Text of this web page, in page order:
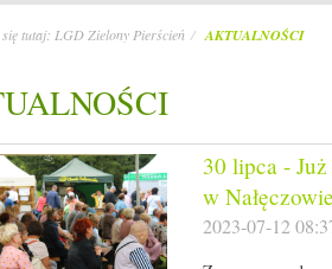
tutaj: LGD Zielony Pierścień AKTUALNOŚCI
30 lipca -
w
2023-07-12